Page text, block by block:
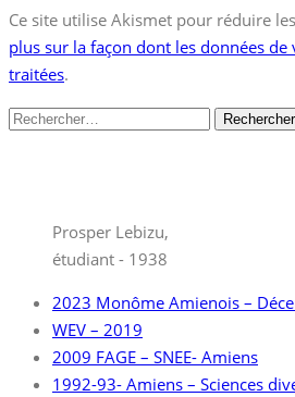
Ce site utilise Akismet pour réduire
plus sur la façon dont les données
traitées.
Rechercher :
Prosper Lebizu,
étudiant - 1938
2023 Monôme Amienois –
WEV – 2019
2009 FAGE – SNEE- Amiens
1992-93- Amiens – Sciences